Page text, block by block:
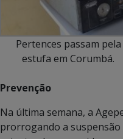
Pertences passam pela
estufa em Corumbá.
Prevenção
Na última semana, a
prorrogando a suspensão